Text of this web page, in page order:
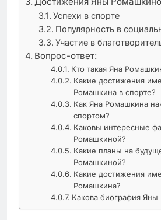
Успехи в спорте
Популярность в
Участие в
Вопрос-ответ:
Кто такая Яна
Какие достижения
Ромашкина в спорте?
Как Яна Ромашкина
спортом?
Каковы интересные
Ромашкиной?
Какие планы на
Ромашкиной?
Какие достижения
Ромашкина?
Какова биография